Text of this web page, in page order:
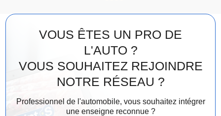
VOUS ÊTES UN PRO DE
L'AUTO ?
VOUS SOUHAITEZ REJOINDRE
NOTRE RÉSEAU ?
Professionnel de l'automobile, vous souhaitez intégrer
une enseigne reconnue ?